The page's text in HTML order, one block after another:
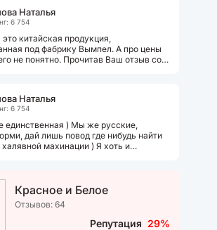
Наталья
6 754
китайская продукция,
под фабрику Вымпел. А про цены
не понятно. Прочитав Ваш отзыв со
Наталья
6 754
единственная ) Мы же русские,
дай лишь повод где нибудь найти
халявной махинации ) Я хоть и
Красное и Белое
Отзывов: 64
Репутация 29%